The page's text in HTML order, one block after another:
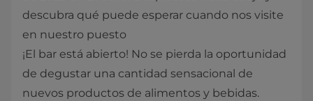
descubra qué puede esperar cuando nos visite
en nuestro puesto
¡El bar está abierto! No se pierda la oportunidad
de degustar una cantidad sensacional de
nuevos productos de alimentos y bebidas.